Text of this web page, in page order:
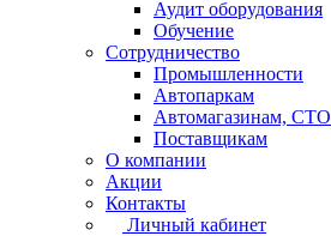
Аудит оборудования
Обучение
Сотрудничество
Промышленности
Автопаркам
Автомагазинам, СТО
Поставщикам
О компании
Акции
Контакты
Личный кабинет